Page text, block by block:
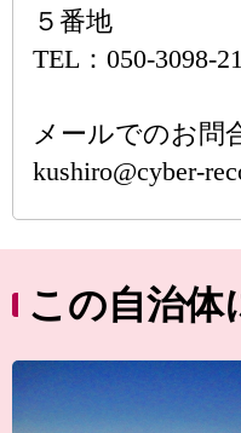
５番地
TEL：050-3098-
メールでのお問
kushiro@cyber-
この自治体